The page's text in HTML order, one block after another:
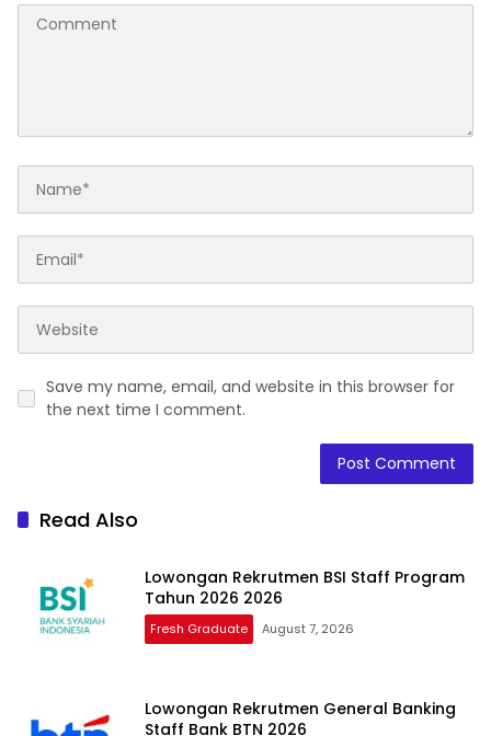
Save my name, email, and website in this browser for
the next time I comment.
Read Also
Lowongan Rekrutmen BSI Staff Program
Tahun 2026 2026
Fresh Graduate August 7, 2026
Lowongan Rekrutmen General Banking
Staff Bank BTN 2026